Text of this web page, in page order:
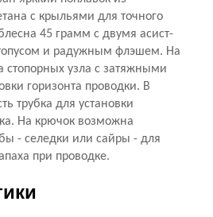
с крыльями для точного
45 грамм с двумя асист-
и радужным флэшем. На
стопорных узла с затяжными
горизонта проводки. В
трубка для установки
На крючок возможна
- селедки или сайры - для
при проводке.